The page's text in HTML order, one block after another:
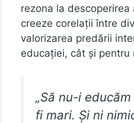
rezona la
creeze corelații între
valorizarea predării
educației, cât și pentru
„Să nu-i
fi mari. Și ni